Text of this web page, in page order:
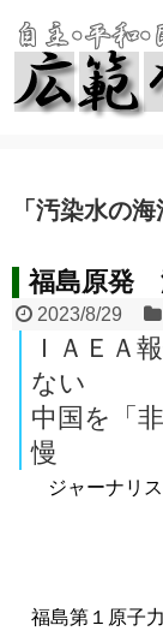
「 汚染水の海
福島原発
2023/8/29
ＩＡＥＡ
ない
中国を「
慢
ジャーナリ
福島第１原子